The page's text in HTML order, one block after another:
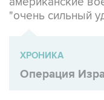
"очень сильный
ХРОНИКА
Операция